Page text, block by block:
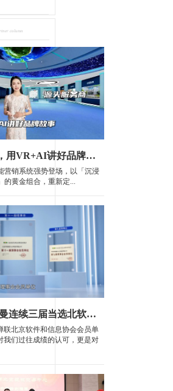
column
酷雷曼 5.0 系统，用VR+AI讲好品牌故事
营销系统强势登场，以「沉浸
黄金组合，重新定...
实力见证丨酷雷曼连续三届当选北软协理事会会员单位
联北京软件和信息协会会员单
我们过往成绩的认可，更是对